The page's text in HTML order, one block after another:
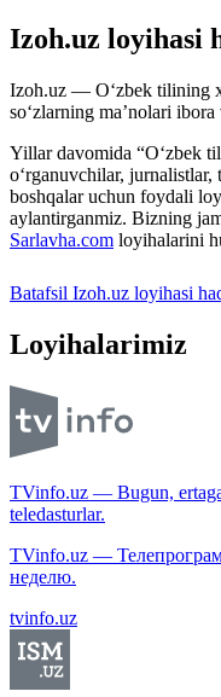
Izoh.uz loyihasi
Izoh.uz — O‘zbek tilining
so‘zlarning ma’nolari
Yillar davomida “O‘zbek
o‘rganuvchilar,
boshqalar uchun foydali
aylantirganmiz. Bizning
Sarlavha.com loyihalarini
Batafsil Izoh.uz loyihasi
Loyihalarimiz
TVinfo.uz — Bugun,
teledasturlar.
TVinfo.uz —
неделю.
tvinfo.uz